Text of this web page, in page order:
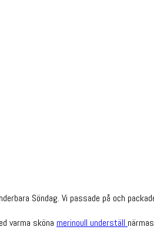
Söndag. Vi passade på och
varma sköna merinoull underställ